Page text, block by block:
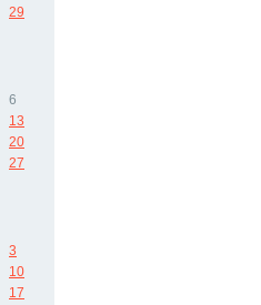
29
6
13
20
27
3
10
17